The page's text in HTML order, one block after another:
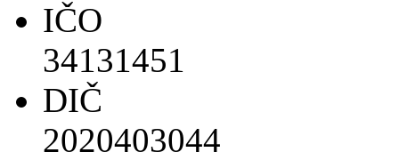
IČO
34131451
DIČ
2020403044